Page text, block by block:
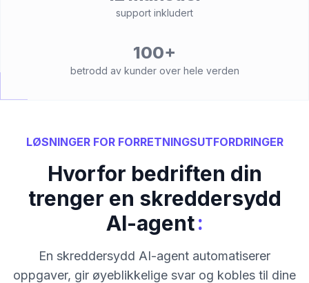
support inkludert
100+
betrodd av kunder over hele verden
LØSNINGER FOR FORRETNINGSUTFORDRINGER
Hvorfor bedriften din
trenger en skreddersydd
AI-agent:
En skreddersydd AI-agent automatiserer
oppgaver, gir øyeblikkelige svar og kobles til dine